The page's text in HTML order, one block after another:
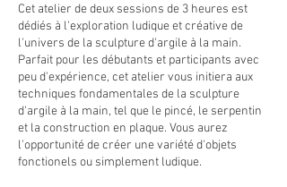
Cet atelier de deux sessions de 3 heures est
dédiés à l'exploration ludique et créative de
l'univers de la sculpture d'argile à la main.
Parfait pour les débutants et participants avec
peu d'expérience, cet atelier vous initiera aux
techniques fondamentales de la sculpture
d'argile à la main, tel que le pincé, le serpentin
et la construction en plaque. Vous aurez
l'opportunité de créer une variété d'objets
fonctionels ou simplement ludique.